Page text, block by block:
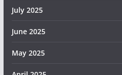
July 2025
June 2025
May 2025